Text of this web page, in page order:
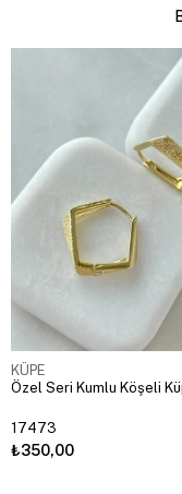
KÜPE
Özel Seri Kumlu Köşeli
17473
₺350,00